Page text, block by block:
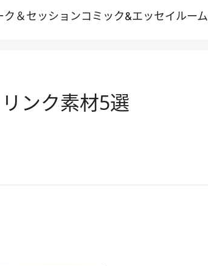
ク＆セッションコミック&エッセイルーム
ンク素材5選